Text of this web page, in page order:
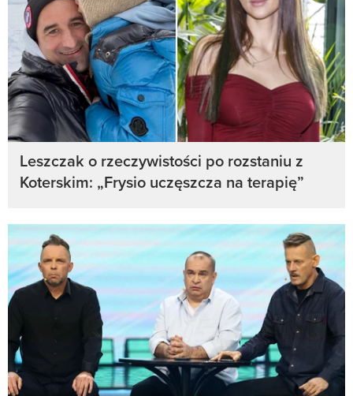
Leszczak o rzeczywistości po rozstaniu z
Koterskim: „Frysio uczęszcza na terapię”